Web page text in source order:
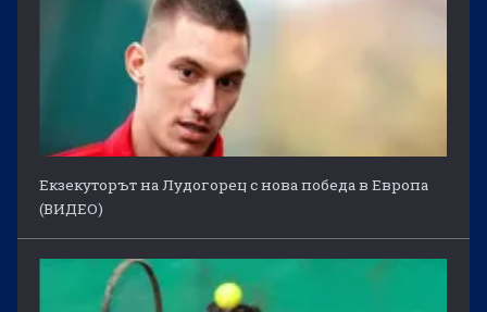
Екзекуторът на Лудогорец с нова победа в Европа
(ВИДЕО)